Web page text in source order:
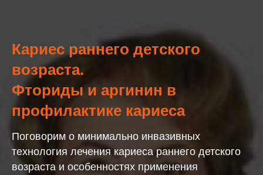
Кариес раннего детского
возраста.
Фториды и аргинин в
профилактике кариеса
Поговорим о минимально инвазивных
технология лечения кариеса раннего детского
возраста и особенностях применения